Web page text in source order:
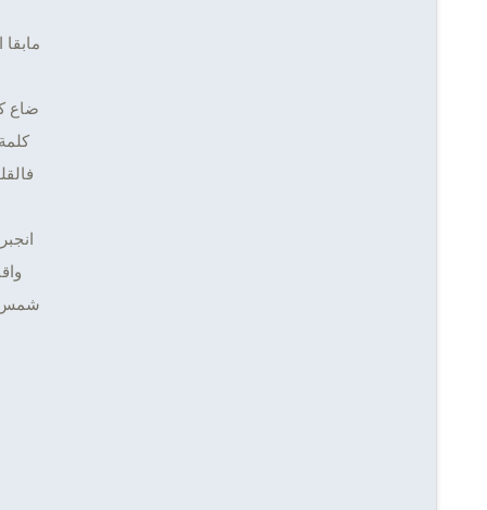
ضاع
شمس